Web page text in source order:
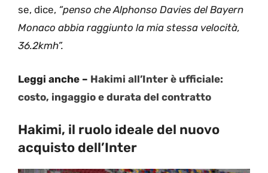
se, dice, “penso che Alphonso Davies del Bayern
Monaco abbia raggiunto la mia stessa velocità,
36.2kmh”.
Leggi anche – Hakimi all’Inter è ufficiale:
costo, ingaggio e durata del contratto
Hakimi, il ruolo ideale del nuovo
acquisto dell’Inter